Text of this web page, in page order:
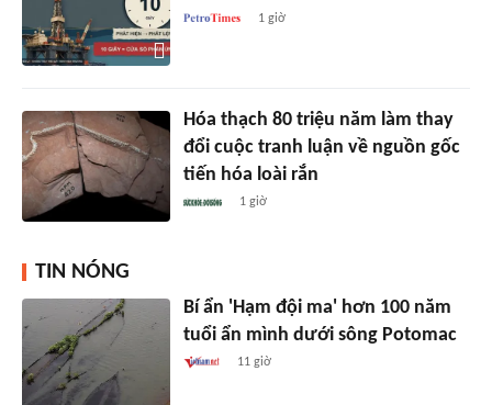
1 giờ
Hóa thạch 80 triệu năm làm thay
đổi cuộc tranh luận về nguồn gốc
tiến hóa loài rắn
1 giờ
TIN NÓNG
Bí ẩn 'Hạm đội ma' hơn 100 năm
tuổi ẩn mình dưới sông Potomac
11 giờ